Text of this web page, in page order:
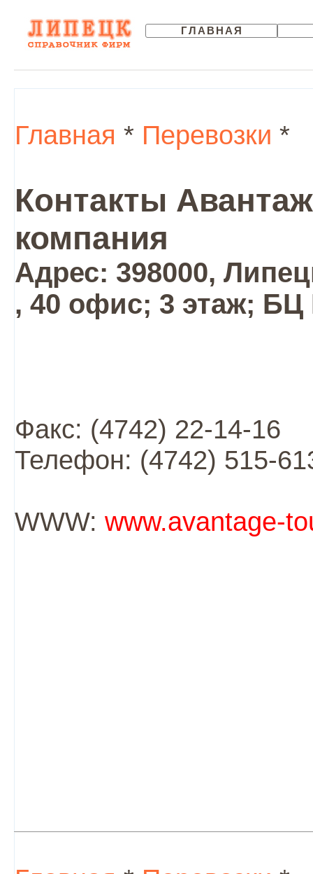
ГЛАВНАЯ
Главная * Перевозки *
Контакты
компания
Адрес: 398000,
, 40 офис; 3 этаж; БЦ
Факс: (4742) 22-14-16
Телефон: (4742) 515-
WWW: www.avantage-